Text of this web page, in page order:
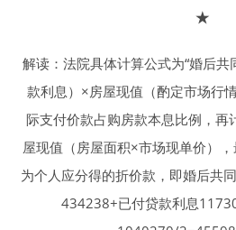
★
解读：法院具体计算公式为“婚后
款利息）×房屋现值（酌定市场行
际支付价款占购房款本息比例，再
屋现值（房屋面积×市场现单价）
为个人应分得的折价款，即婚后共
434238+已付贷款利息